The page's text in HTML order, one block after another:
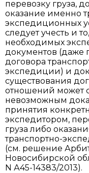
перевозку груза,
оказание именно
экспедиционных
следует учесть и
необходимых
документов (даже
договора
экспедиции) и
существования
отношений может
невозможным
принятия
экспедитором,
груза либо
транспортно-
(см. решение
Новосибирской
N А45-14383/2013).